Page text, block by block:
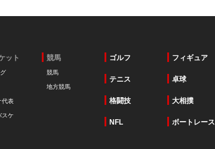
ット
代表
スケ
競馬
競馬
地方競馬
ゴルフ フィギュア
テニス 卓球
格闘技 大相撲
NFL ボートレース